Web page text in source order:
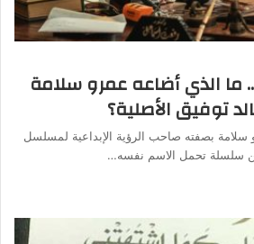
ما الذي أضاعه عمرو سلامة
توفيق الأصلية؟
سلامة بصفته صاحب الرؤية الإبداعية لمسلسل
من سلسلة تحمل الاسم نفسه…